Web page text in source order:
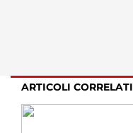
ARTICOLI CORRELATI